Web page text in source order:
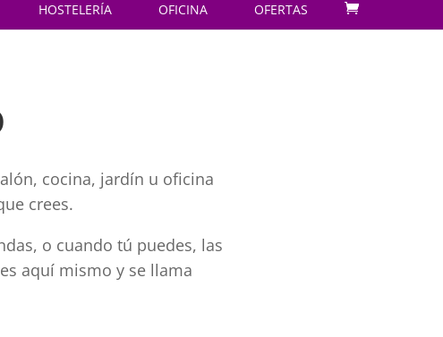
HOSTELERÍA OFICINA OFERTAS
cocina, jardín u oficina
crees.
o cuando tú puedes, las
aquí mismo y se llama